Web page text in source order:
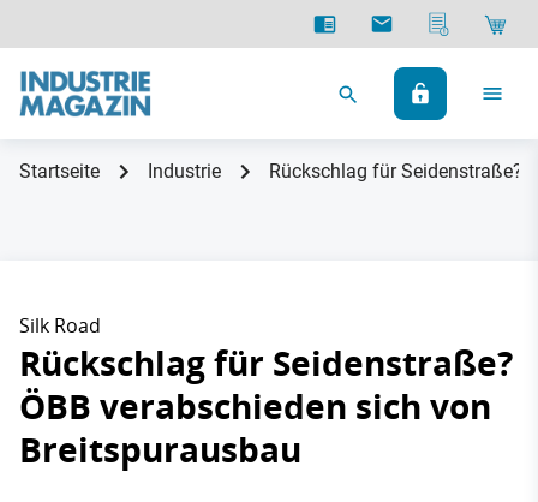
Startseite Industrie Rückschlag für Seidenstraße?
Silk Road
Rückschlag für Seidenstraße?
ÖBB verabschieden sich von
Breitspurausbau